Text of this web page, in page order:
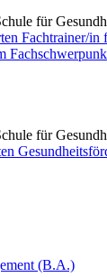
für
Fachtrainer/in
für
(B.A.)